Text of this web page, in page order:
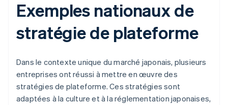
Exemples nationaux de
stratégie de plateforme
Dans le contexte unique du marché japonais, plusieurs
entreprises ont réussi à mettre en œuvre des
stratégies de plateforme. Ces stratégies sont
adaptées à la culture et à la réglementation japonaises,